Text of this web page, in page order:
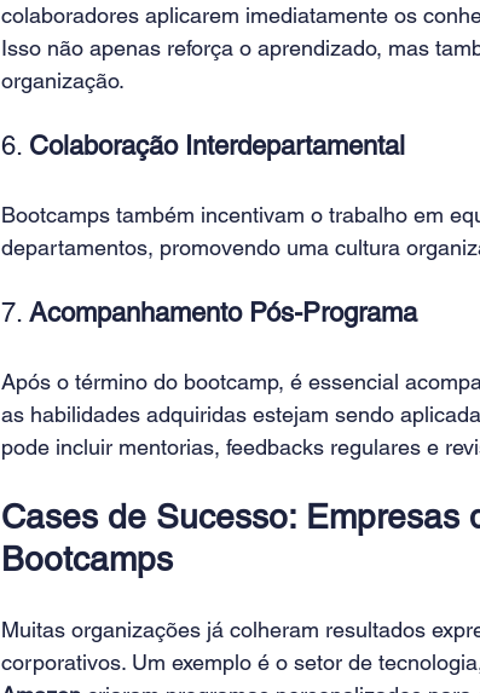
colaboradores aplicarem imediatamente os
Isso não apenas reforça o aprendizado, mas
organização.
6. Colaboração Interdepartamental
Bootcamps também incentivam o trabalho em
departamentos, promovendo uma cultura
7. Acompanhamento Pós-Programa
Após o término do bootcamp, é essencial
as habilidades adquiridas estejam sendo
pode incluir mentorias, feedbacks regulares e
Cases de Sucesso: Empresas
Bootcamps
Muitas organizações já colheram resultados
corporativos. Um exemplo é o setor de